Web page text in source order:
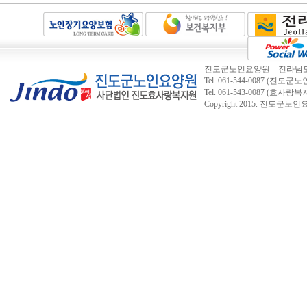
진도군노인요양원 전라남
Tel. 061-544-0087 (진도군
Tel. 061-543-0087 (효사랑복
Copyright 2015. 진도군노인